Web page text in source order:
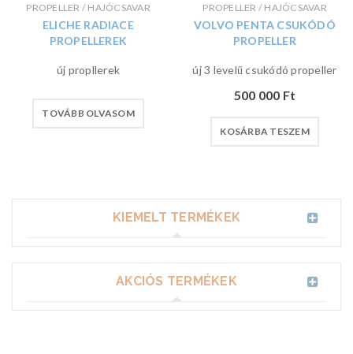
PROPELLER / HAJÓCSAVAR
ELICHE RADIACE
PROPELLEREK
új propllerek
TOVÁBB OLVASOM
PROPELLER / HAJÓCSAVAR
VOLVO PENTA CSUKÓDÓ
PROPELLER
új 3 levelű csukódó propeller
500 000 Ft
KOSÁRBA TESZEM
KIEMELT TERMÉKEK
AKCIÓS TERMÉKEK